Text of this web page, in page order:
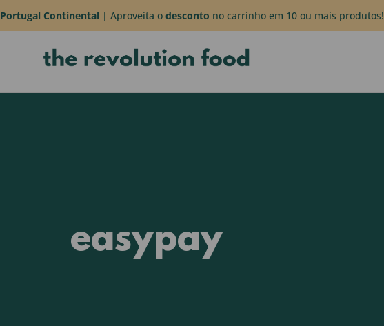
Portugal Continental | Aproveita o desconto no carrinho em 10 ou mais produtos!
easypay